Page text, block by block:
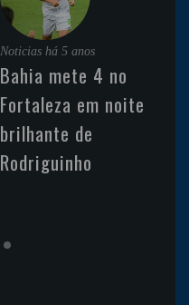
Noticias há 5 anos
Bahia mete 4 no
Fortaleza em noite
brilhante de
Rodriguinho